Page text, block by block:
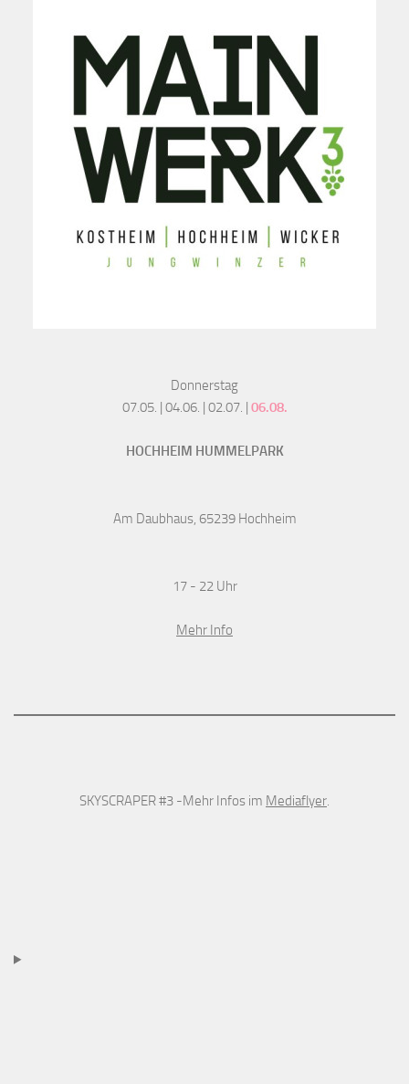
Donnerstag
07.05. | 04.06. | 02.07. | 06.08.
HOCHHEIM HUMMELPARK
Am Daubhaus, 65239 Hochheim
17 - 22 Uhr
Mehr Info
SKYSCRAPER #3 -Mehr Infos im Mediaflyer